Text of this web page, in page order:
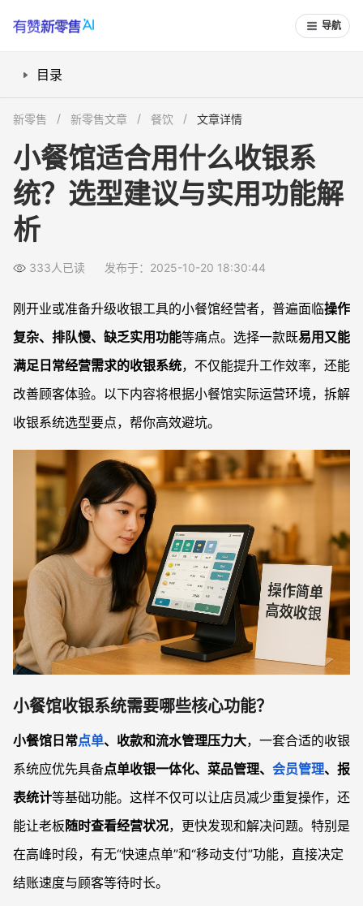
导航
目录
价格和性价比怎么权衡？
是否有适合手机/平板的收银系统？
小餐馆能否用免费的收银系统？
小餐馆的收银系统必须支持外卖平台对接吗？
硬件设备如何选择？用手机可以吗？
新零售 新零售文章 餐饮 文章详情
小餐馆适合用什么收银系
统？选型建议与实用功能解
析
333人已读 发布于：2025-10-20 18:30:44
刚开业或准备升级收银工具的小餐馆经营者，普遍面临操作
复杂、排队慢、缺乏实用功能等痛点。选择一款既易用又能
满足日常经营需求的收银系统，不仅能提升工作效率，还能
改善顾客体验。以下内容将根据小餐馆实际运营环境，拆解
收银系统选型要点，帮你高效避坑。
小餐馆收银系统需要哪些核心功能？
小餐馆日常点单、收款和流水管理压力大，一套合适的收银
系统应优先具备点单收银一体化、菜品管理、 会员管理、报
表统计等基础功能。这样不仅可以让店员减少重复操作，还
能让老板 随时查看经营状况，更快发现和解决问题。特别是
在高峰时段，有无“快速点单”和“移动支付”功能，直接决定
结账速度与顾客等待时长。